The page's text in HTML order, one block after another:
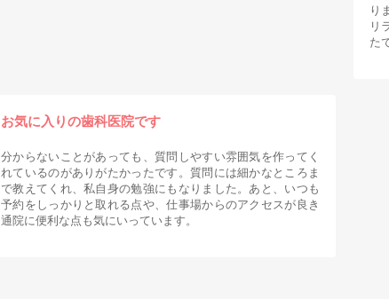
り
リ
た
お気に入りの歯科医院です
分からないことがあっても、質問しやすい雰囲気を作ってく
れているのがありがたかったです。質問には細かなところま
で教えてくれ、私自身の勉強にもなりました。あと、いつも
予約をしっかりと取れる点や、仕事場からのアクセスが良き
通院に便利な点も気にいっています。